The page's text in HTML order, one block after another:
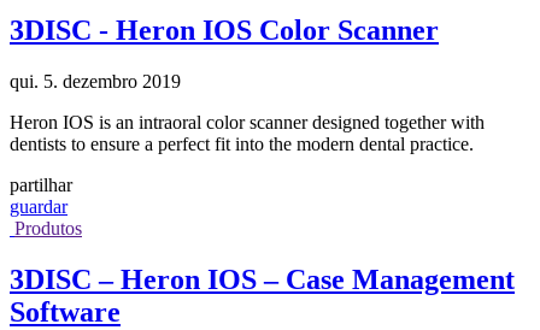
3DISC - Heron IOS Color Scanner
qui. 5. dezembro 2019
Heron IOS is an intraoral color scanner designed together with
dentists to ensure a perfect fit into the modern dental practice.
partilhar
guardar
Produtos
3DISC – Heron IOS – Case Management
Software